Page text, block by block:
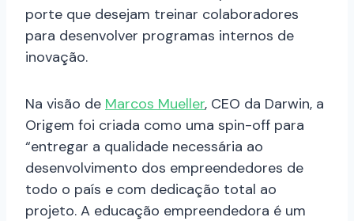
porte que desejam treinar colaboradores
para desenvolver programas internos de
inovação.
Na visão de Marcos Mueller, CEO da Darwin, a
Origem foi criada como uma spin-off para
“entregar a qualidade necessária ao
desenvolvimento dos empreendedores de
todo o país e com dedicação total ao
projeto. A educação empreendedora é um